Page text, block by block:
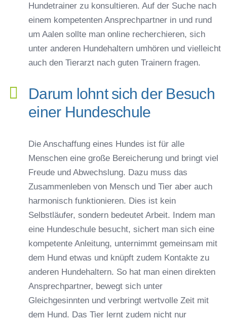
Hundetrainer zu konsultieren. Auf der Suche nach
einem kompetenten Ansprechpartner in und rund
um Aalen sollte man online recherchieren, sich
unter anderen Hundehaltern umhören und vielleicht
auch den Tierarzt nach guten Trainern fragen.
Darum lohnt sich der Besuch
einer Hundeschule
Die Anschaffung eines Hundes ist für alle
Menschen eine große Bereicherung und bringt viel
Freude und Abwechslung. Dazu muss das
Zusammenleben von Mensch und Tier aber auch
harmonisch funktionieren. Dies ist kein
Selbstläufer, sondern bedeutet Arbeit. Indem man
eine Hundeschule besucht, sichert man sich eine
kompetente Anleitung, unternimmt gemeinsam mit
dem Hund etwas und knüpft zudem Kontakte zu
anderen Hundehaltern. So hat man einen direkten
Ansprechpartner, bewegt sich unter
Gleichgesinnten und verbringt wertvolle Zeit mit
dem Hund. Das Tier lernt zudem nicht nur